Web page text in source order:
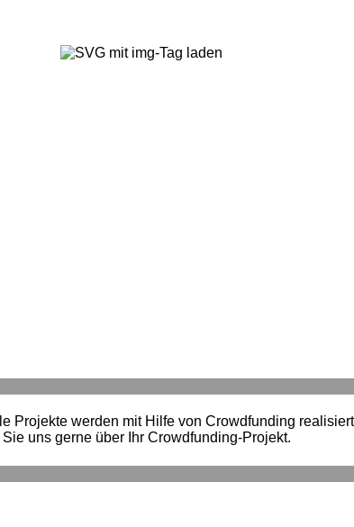
Projekte werden mit Hilfe von Crowdfunding
uns gerne über Ihr Crowdfunding-Projekt.